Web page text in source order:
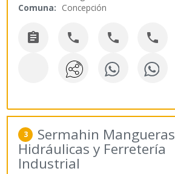
Comuna: Concepción
   
3 Sermahin Mangueras
Hidráulicas y Ferretería
Industrial